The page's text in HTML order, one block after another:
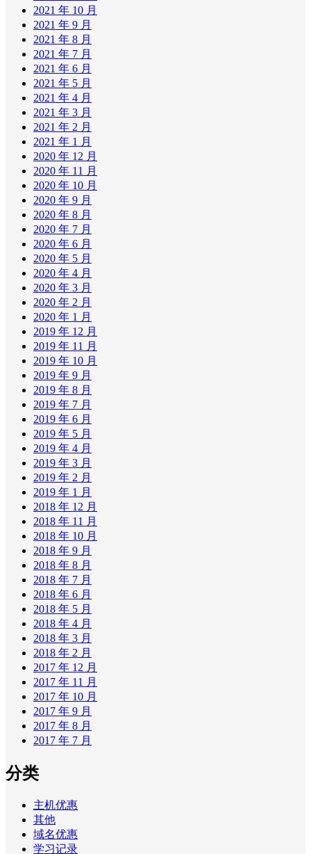
2021 年 10 月
2021 年 9 月
2021 年 8 月
2021 年 7 月
2021 年 6 月
2021 年 5 月
2021 年 4 月
2021 年 3 月
2021 年 2 月
2021 年 1 月
2020 年 12 月
2020 年 11 月
2020 年 10 月
2020 年 9 月
2020 年 8 月
2020 年 7 月
2020 年 6 月
2020 年 5 月
2020 年 4 月
2020 年 3 月
2020 年 2 月
2020 年 1 月
2019 年 12 月
2019 年 11 月
2019 年 10 月
2019 年 9 月
2019 年 8 月
2019 年 7 月
2019 年 6 月
2019 年 5 月
2019 年 4 月
2019 年 3 月
2019 年 2 月
2019 年 1 月
2018 年 12 月
2018 年 11 月
2018 年 10 月
2018 年 9 月
2018 年 8 月
2018 年 7 月
2018 年 6 月
2018 年 5 月
2018 年 4 月
2018 年 3 月
2018 年 2 月
2017 年 12 月
2017 年 11 月
2017 年 10 月
2017 年 9 月
2017 年 8 月
2017 年 7 月
分类
主机优惠
其他
域名优惠
学习记录